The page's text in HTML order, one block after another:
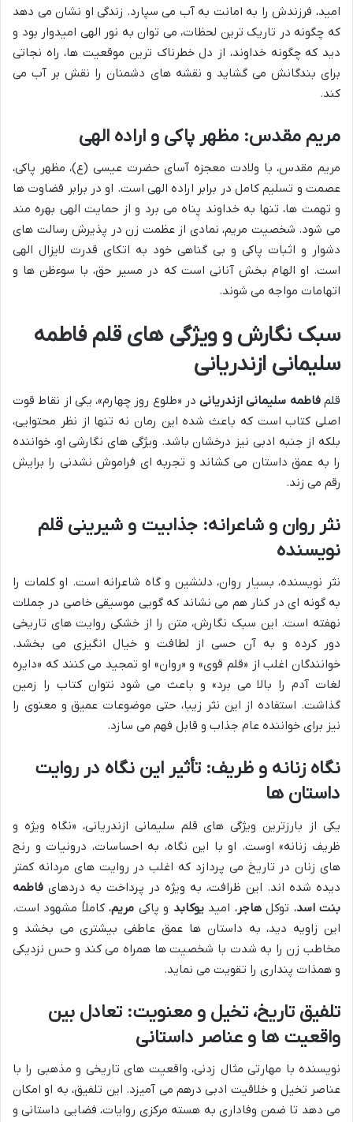
امید، فرزندش را به امانت به آب می سپارد. زندگی او نشان می دهد
که چگونه در تاریک ترین لحظات، می توان به نور الهی امیدوار بود و
دید که چگونه خداوند، از دل خطرناک ترین موقعیت ها، راه نجاتی
برای بندگانش می گشاید و نقشه های دشمنان را نقش بر آب می
کند.
مریم مقدس: مظهر پاکی و اراده الهی
مریم مقدس، با ولادت معجزه آسای حضرت عیسی (ع)، مظهر پاکی،
عصمت و تسلیم کامل در برابر اراده الهی است. او در برابر قضاوت ها
و تهمت ها، تنها به خداوند پناه می برد و از حمایت الهی بهره مند
می شود. شخصیت مریم، نمادی از عظمت زن در پذیرش رسالت های
دشوار و اثبات پاکی و بی گناهی خود به اتکای قدرت لایزال الهی
است. او الهام بخش آنانی است که در مسیر حق، با سوءظن ها و
اتهامات مواجه می شوند.
سبک نگارش و ویژگی های قلم فاطمه
سلیمانی ازندریانی
قلمفاطمه سلیمانی ازندریانیدر «طلوع روز چهارم»، یکی از نقاط قوت
اصلی کتاب است که باعث شده این رمان نه تنها از نظر محتوایی،
بلکه از جنبه ادبی نیز درخشان باشد. ویژگی های نگارشی او، خواننده
را به عمق داستان می کشاند و تجربه ای فراموش نشدنی را برایش
رقم می زند.
نثر روان و شاعرانه: جذابیت و شیرینی قلم
نویسنده
نثر نویسنده، بسیار روان، دلنشین و گاه شاعرانه است. او کلمات را
به گونه ای در کنار هم می نشاند که گویی موسیقی خاصی در جملات
نهفته است. این سبک نگارش، متن را از خشکی روایت های تاریخی
دور کرده و به آن حسی از لطافت و خیال انگیزی می بخشد.
خوانندگان اغلب از «قلم قوی» و «روان» او تمجید می کنند که «دایره
لغات آدم را بالا می برد» و باعث می شود نتوان کتاب را زمین
گذاشت. استفاده از این نثر زیبا، حتی موضوعات عمیق و معنوی را
نیز برای خواننده عام جذاب و قابل فهم می سازد.
نگاه زنانه و ظریف: تأثیر این نگاه در روایت
داستان ها
یکی از بارزترین ویژگی های قلم سلیمانی ازندریانی، «نگاه ویژه و
ظریف زنانه» اوست. او با این نگاه، به احساسات، درونیات و رنج
های زنان در تاریخ می پردازد که اغلب در روایت های مردانه کمتر
دیده شده اند. این ظرافت، به ویژه در پرداخت به دردهای فاطمه
بنت اسد، توکلهاجر، امیدیوکابد و پاکی مریم، کاملاً مشهود است.
این زاویه دید، به داستان ها عمق عاطفی بیشتری می بخشد و
مخاطب زن را به شدت با شخصیت ها همراه می کند و حس نزدیکی
و همذات پنداری را تقویت می نماید.
تلفیق تاریخ، تخیل و معنویت: تعادل بین
واقعیت ها و عناصر داستانی
نویسنده با مهارتی مثال زدنی، واقعیت های تاریخی و مذهبی را با
عناصر تخیل و خلاقیت ادبی درهم می آمیزد. این تلفیق، به او امکان
می دهد تا ضمن وفاداری به هسته مرکزی روایات، فضایی داستانی و